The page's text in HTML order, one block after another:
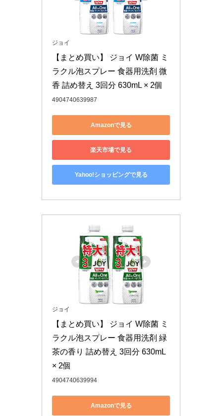
ジョイ
【まとめ買い】 ジョイ W除菌 ミ
ラクル泡スプレー 食器用洗剤 微
香 詰め替え 3回分 630mL × 2個
4904740639987
Amazonで見る
楽天市場で見る
Yahoo!ショッピングで見る
ジョイ
【まとめ買い】 ジョイ W除菌 ミ
ラクル泡スプレー 食器用洗剤 緑
茶の香り 詰め替え 3回分 630mL
× 2個
4904740639994
Amazonで見る